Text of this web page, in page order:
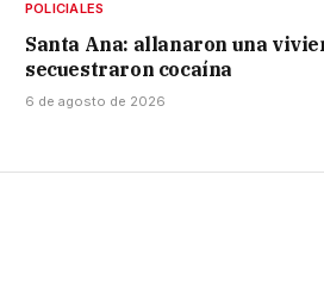
POLICIALES
Santa Ana: allanaron una
secuestraron cocaína
6 de agosto de 2026